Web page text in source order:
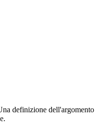
definizione dell'argomento